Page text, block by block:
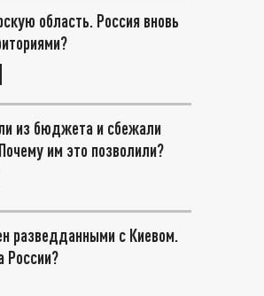
область. Россия вновь
из бюджета и сбежали
им это позволили?
разведданными с Киевом.
России?